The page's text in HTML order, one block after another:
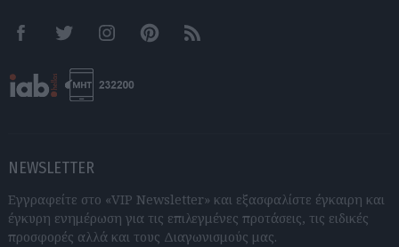
FacebookTwitter InstagramPinterestRSS feeds
NEWSLETTER
Εγγραφείτε στο «VIP Newsletter» και εξασφαλίστε έγκαιρη και
έγκυρη ενημέρωση για τις επιλεγμένες προτάσεις, τις ειδικές
προσφορές αλλά και τους Διαγωνισμούς μας.